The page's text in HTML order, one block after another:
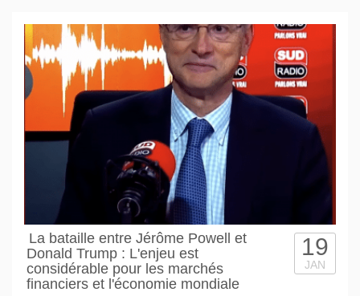
La bataille entre Jérôme Powell et
Donald Trump : L'enjeu est
considérable pour les marchés
financiers et l'économie mondiale
19
JAN